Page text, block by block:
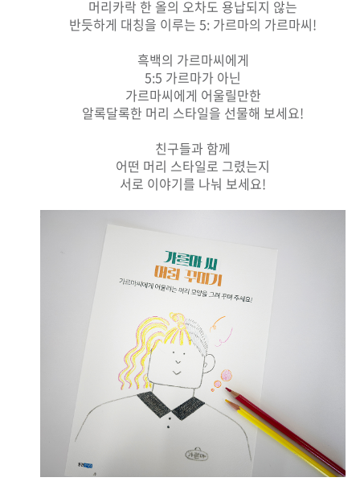
머리카락 한 올의 오차도 용납되지 않는
반듯하게 대칭을 이루는 5: 가르마의 가르마씨!
흑백의 가르마씨에게
5:5 가르마가 아닌
가르마씨에게 어울릴만한
알록달록한 머리 스타일을 선물해 보세요!
친구들과 함께
어떤 머리 스타일로 그렸는지
서로 이야기를 나눠 보세요!